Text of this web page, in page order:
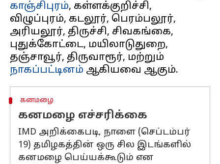
காஞ்சிபுரம், கள்ளக்குறிச்சி,
விழுப்புரம், கடலூர், பெரம்பலூர்,
அரியலூர், திருச்சி, சிவகங்கை,
புதுக்கோட்டை, மயிலாடுதுறை,
தஞ்சாவூர், திருவாரூர், மற்றும்
நாகப்பட்டினம்
கனமழை
கனமழை எச்சரிக்கை
IMD அறிக்கைபடி, நாளை (செப்டம்பர்
19) தமிழகத்தின் ஒரு சில இடங்களில்
கனமழை பெய்யக்கூடும் என